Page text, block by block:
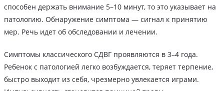
способен держать внимание 5–10 минут, то это указывает на
патологию. Обнаружение симптома — сигнал к принятию
мер. Речь идет об обследовании и лечении.
Симптомы классического СДВГ проявляются в 3–4 года.
Ребенок с патологией легко возбуждается, теряет терпение,
быстро выходит из себя, чрезмерно увлекается играми.